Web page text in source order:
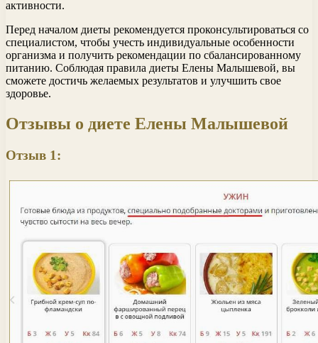
активности.
Перед началом диеты рекомендуется проконсультироваться со
специалистом, чтобы учесть индивидуальные особенности
организма и получить рекомендации по сбалансированному
питанию. Соблюдая правила диеты Елены Малышевой, вы
сможете достичь желаемых результатов и улучшить свое
здоровье.
Отзывы о диете Елены Малышевой
Отзыв 1: